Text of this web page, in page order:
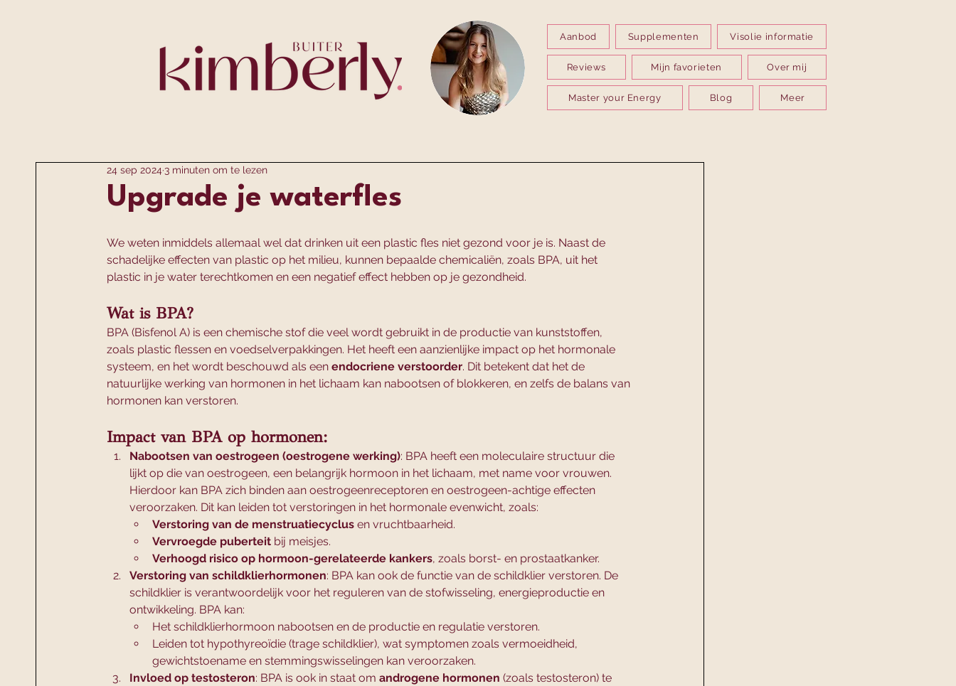
Aanbod Supplementen Visolie informatie
Reviews Mijn favorieten Over mij
Master your Energy Blog Meer
Upgrade je waterfles
24 sep 2024 3 minuten om te lezen
We weten inmiddels allemaal wel dat drinken uit een plastic fles niet gezond voor je is. Naast de
schadelijke effecten van plastic op het milieu, kunnen bepaalde chemicaliën, zoals BPA, uit het
plastic in je water terechtkomen en een negatief effect hebben op je gezondheid.
Wat is BPA?
BPA (Bisfenol A) is een chemische stof die veel wordt gebruikt in de productie van kunststoffen,
zoals plastic flessen en voedselverpakkingen. Het heeft een aanzienlijke impact op het hormonale
systeem, en het wordt beschouwd als een endocriene verstoorder. Dit betekent dat het de
natuurlijke werking van hormonen in het lichaam kan nabootsen of blokkeren, en zelfs de balans van
hormonen kan verstoren.
Impact van BPA op hormonen:
Nabootsen van oestrogeen (oestrogene werking): BPA heeft een moleculaire structuur die
lijkt op die van oestrogeen, een belangrijk hormoon in het lichaam, met name voor vrouwen.
Hierdoor kan BPA zich binden aan oestrogeenreceptoren en oestrogeen-achtige effecten
veroorzaken. Dit kan leiden tot verstoringen in het hormonale evenwicht, zoals:
Verstoring van de menstruatiecyclus en vruchtbaarheid.
Vervroegde puberteit bij meisjes.
Verhoogd risico op hormoon-gerelateerde kankers, zoals borst- en prostaatkanker.
Verstoring van schildklierhormonen: BPA kan ook de functie van de schildklier verstoren. De
schildklier is verantwoordelijk voor het reguleren van de stofwisseling, energieproductie en
ontwikkeling. BPA kan:
Het schildklierhormoon nabootsen en de productie en regulatie verstoren.
Leiden tot hypothyreoïdie (trage schildklier), wat symptomen zoals vermoeidheid,
gewichtstoename en stemmingswisselingen kan veroorzaken.
Invloed op testosteron: BPA is ook in staat om androgene hormonen (zoals testosteron) te